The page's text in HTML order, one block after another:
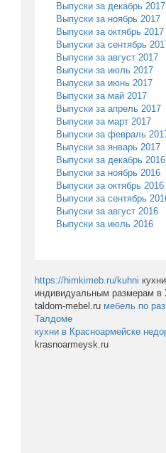
Выпуски за декабрь 2017
Выпуски за ноябрь 2017
Выпуски за октябрь 2017
Выпуски за сентябрь
Выпуски за август 2017
Выпуски за июль 2017
Выпуски за июнь 2017
Выпуски за май 2017
Выпуски за апрель 2017
Выпуски за март 2017
Выпуски за февраль
Выпуски за январь 2017
Выпуски за декабрь 2016
Выпуски за ноябрь 2016
Выпуски за октябрь 2016
Выпуски за сентябрь
Выпуски за август 2016
Выпуски за июль 2016
https://himkimeb.ru/kuhni
индивидуальным размерам в
taldom-mebel.ru мебель по
Талдоме
кухни в Красноармейске
krasnoarmeysk.ru